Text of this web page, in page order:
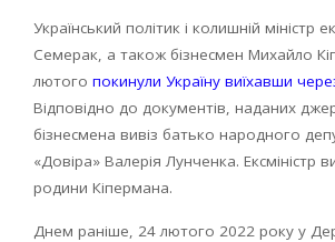
Український політик і колишній міністр
Семерак, а також бізнесмен Михайло
лютого покинули Україну виїхавши
Відповідно до документів, наданих
бізнесмена вивіз батько народного
«Довіра» Валерія Лунченка. Ексміністр
родини Кіпермана.
Днем раніше, 24 лютого 2022 року у